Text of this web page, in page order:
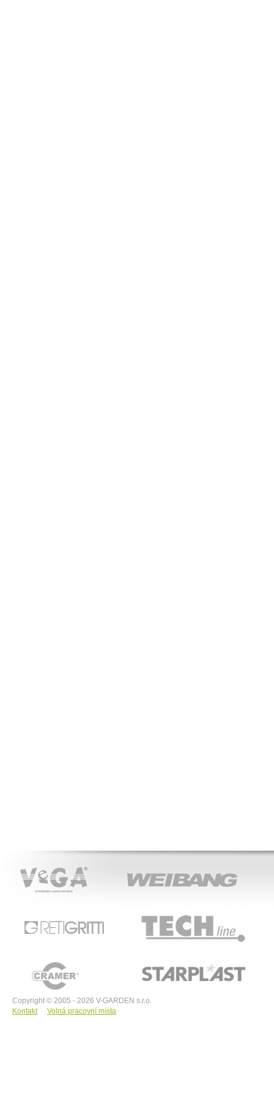
Copyright © 2005 - 2026 V-GARDEN s.r.o.
Kontakt
Volná pracovní místa